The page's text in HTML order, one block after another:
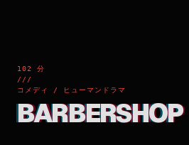
102 分
///
コメディ / ヒューマンドラマ
BARBERSHOP